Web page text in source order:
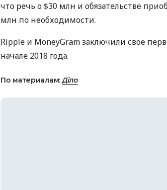
что речь о $30 млн и обязательстве
млн по необходимости.
Ripple и MoneyGram заключили свое
начале 2018 года.
По материалам:Діло